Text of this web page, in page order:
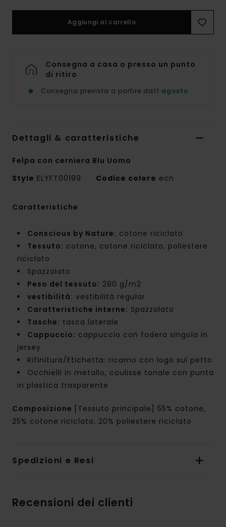
Aggiungi al carrello
Consegna a casa o presso un punto
di ritiro
Consegna prevista a partire da11 agosto
Dettagli & caratteristiche
Felpa con cerniera Blu Uomo
Style ELYFT00199 Codice colore ecn
Caratteristiche
Conscious by Nature: cotone riciclato
Tessuto: cotone, cotone riciclato, poliestere
riciclato
Spazzolato
Peso del tessuto: 280 g/m2
vestibilità: vestibilità regular
Caratteristiche interne: Spazzolato
Tasche: tasca laterale
Cappuccio: cappuccio con fodera singola in
jersey
Rifinitura/Etichetta: ricamo con logo sul petto
Occhielli in metallo, coulisse tonale con punta
in plastica trasparente
Composizione [Tessuto principale] 55% cotone,
25% cotone riciclato, 20% poliestere riciclato
Spedizioni e Resi
Recensioni dei clienti